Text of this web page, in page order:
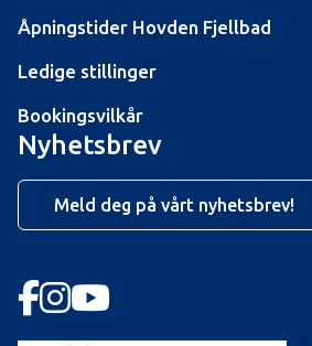
Åpningstider Hovden Fjellbad
Ledige stillinger
Bookingsvilkår
Nyhetsbrev
Meld deg på vårt nyhetsbrev!